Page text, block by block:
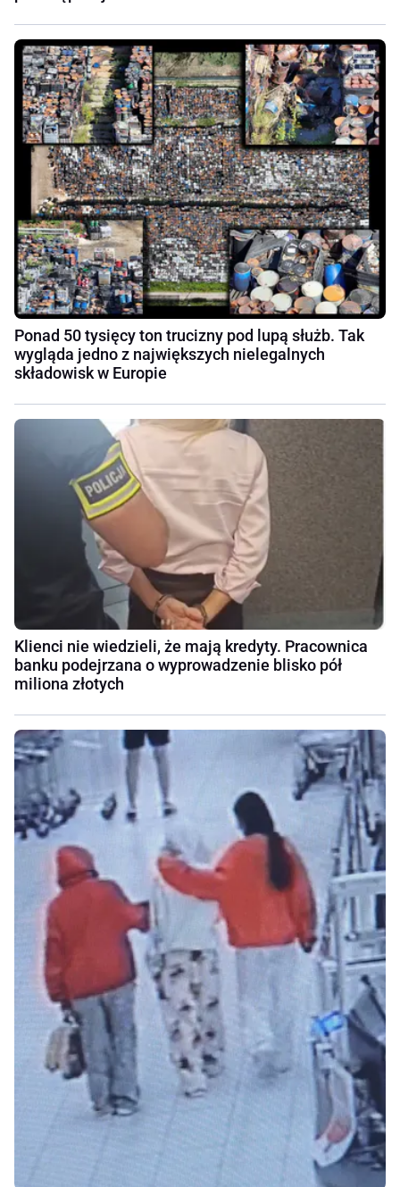
Ponad 50 tysięcy ton trucizny pod lupą służb. Tak
wygląda jedno z największych nielegalnych
składowisk w Europie
Klienci nie wiedzieli, że mają kredyty. Pracownica
banku podejrzana o wyprowadzenie blisko pół
miliona złotych